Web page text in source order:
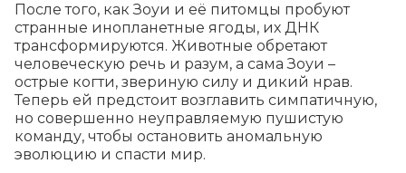
После того, как Зоуи и её питомцы пробуют
странные инопланетные ягоды, их ДНК
трансформируются. Животные обретают
человеческую речь и разум, а сама Зоуи –
острые когти, звериную силу и дикий нрав.
Теперь ей предстоит возглавить симпатичную,
но совершенно неуправляемую пушистую
команду, чтобы остановить аномальную
эволюцию и спасти мир.